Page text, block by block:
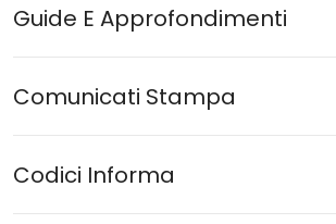
Guide E Approfondimenti
Comunicati Stampa
Codici Informa